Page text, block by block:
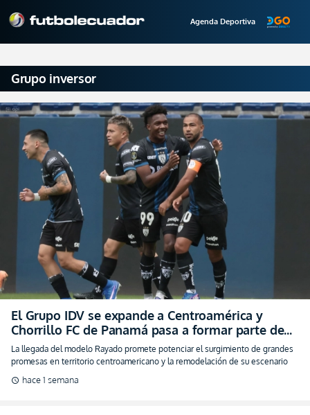
Agenda Deportiva
Grupo inversor
El Grupo IDV se expande a Centroamérica y
Chorrillo FC de Panamá pasa a formar parte de
su familia (FOTO)
La llegada del modelo Rayado promete potenciar el surgimiento de grandes
promesas en territorio centroamericano y la remodelación de su escenario
schedule hace 1 semana